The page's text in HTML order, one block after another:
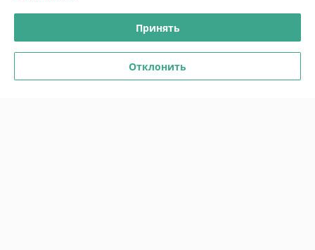
Доставка и оплата
Принять
Отклонить